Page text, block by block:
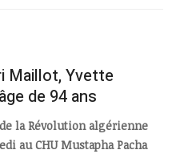
Maillot, Yvette
de 94 ans
la Révolution algérienne
au CHU Mustapha Pacha